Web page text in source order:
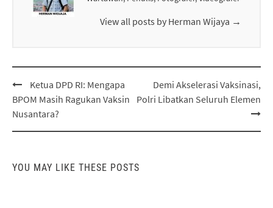
View all posts by Herman Wijaya →
Post
navigation
Ketua DPD RI: Mengapa
BPOM Masih Ragukan Vaksin
Nusantara?
Demi Akselerasi Vaksinasi,
Polri Libatkan Seluruh Elemen
YOU MAY LIKE THESE POSTS